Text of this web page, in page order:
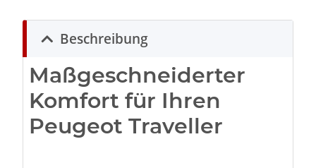
Beschreibung
Maßgeschneiderter
Komfort für Ihren
Peugeot Traveller